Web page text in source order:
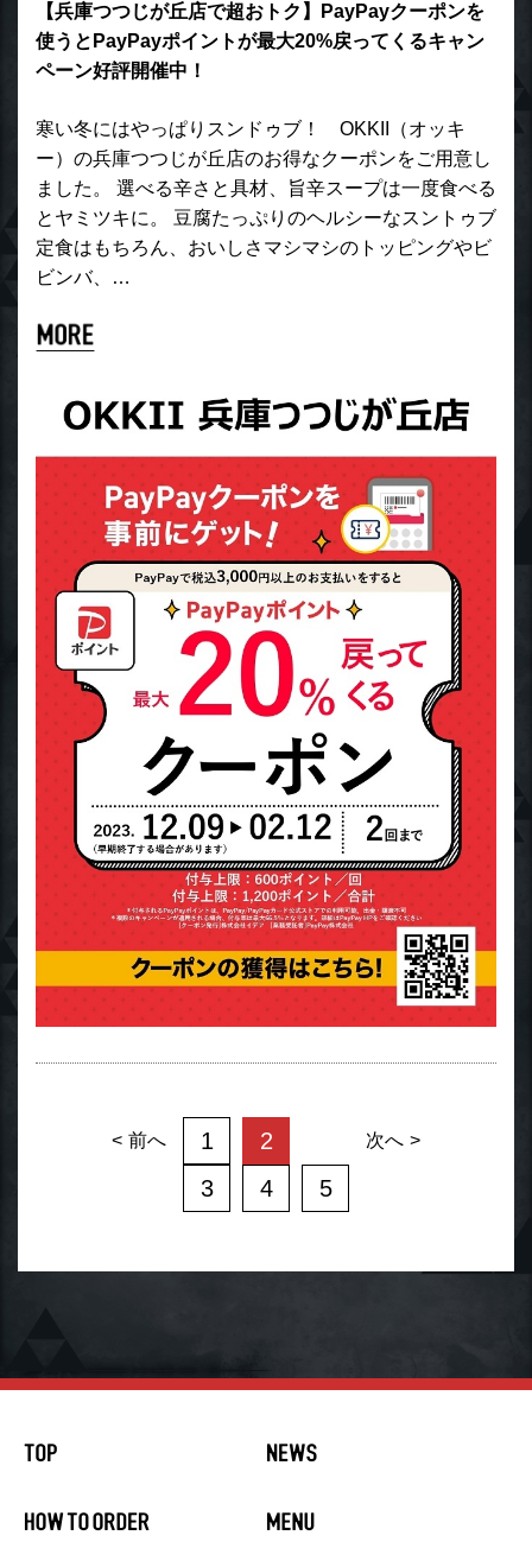
【兵庫つつじが丘店で超おトク】PayPayクーポンを
使うとPayPayポイントが最大20%戻ってくるキャン
ペーン好評開催中！
寒い冬にはやっぱりスンドゥブ！ OKKII（オッキ
ー）の兵庫つつじが丘店のお得なクーポンをご用意し
ました。 選べる辛さと具材、旨辛スープは一度食べる
とヤミツキに。 豆腐たっぷりのヘルシーなスントゥブ
定食はもちろん、おいしさマシマシのトッピングやビ
ビンバ、…
前へ 1
2
3
4 5
次へ